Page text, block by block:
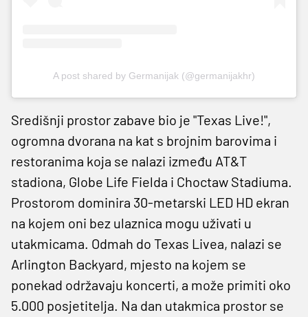
A post shared by Germanijak (@germanijakhr)
Središnji prostor zabave bio je "Texas Live!",
ogromna dvorana na kat s brojnim barovima i
restoranima koja se nalazi između AT&T
stadiona, Globe Life Fielda i Choctaw Stadiuma.
Prostorom dominira 30-metarski LED HD ekran
na kojem oni bez ulaznica mogu uživati u
utakmicama. Odmah do Texas Livea, nalazi se
Arlington Backyard, mjesto na kojem se
ponekad održavaju koncerti, a može primiti oko
5.000 posjetitelja. Na dan utakmica prostor se